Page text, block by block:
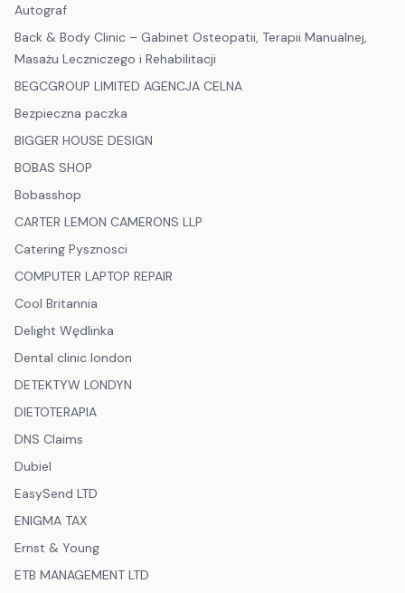
Autograf
Back & Body Clinic – Gabinet Osteopatii, Terapii Manualnej,
Masażu Leczniczego i Rehabilitacji
BEGCGROUP LIMITED AGENCJA CELNA
Bezpieczna paczka
BIGGER HOUSE DESIGN
BOBAS SHOP
Bobasshop
CARTER LEMON CAMERONS LLP
Catering Pysznosci
COMPUTER LAPTOP REPAIR
Cool Britannia
Delight Wędlinka
Dental clinic london
DETEKTYW LONDYN
DIETOTERAPIA
DNS Claims
Dubiel
EasySend LTD
ENIGMA TAX
Ernst & Young
ETB MANAGEMENT LTD